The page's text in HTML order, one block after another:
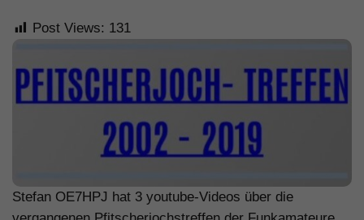
Post Views: 131
Stefan OE7HPJ hat 3 youtube-Videos über die